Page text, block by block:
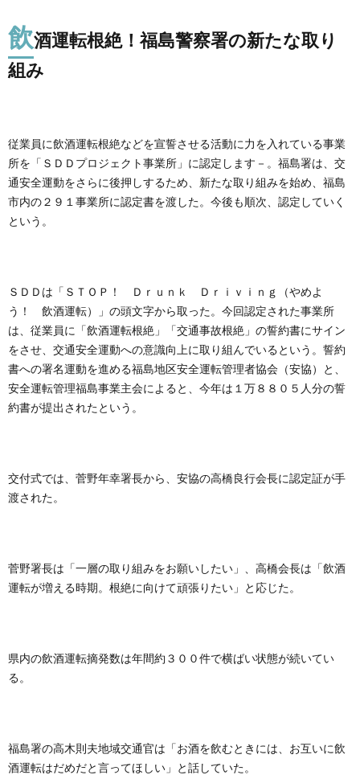
飲酒運転根絶！福島警察署の新たな取り
組み
従業員に飲酒運転根絶などを宣誓させる活動に力を入れている事業
所を「ＳＤＤプロジェクト事業所」に認定します－。福島署は、交
通安全運動をさらに後押しするため、新たな取り組みを始め、福島
市内の２９１事業所に認定書を渡した。今後も順次、認定していく
という。
ＳＤＤは「ＳＴＯＰ！ Ｄｒｕｎｋ Ｄｒｉｖｉｎｇ（やめよ
う！ 飲酒運転）」の頭文字から取った。今回認定された事業所
は、従業員に「飲酒運転根絶」「交通事故根絶」の誓約書にサイン
をさせ、交通安全運動への意識向上に取り組んでいるという。誓約
書への署名運動を進める福島地区安全運転管理者協会（安協）と、
安全運転管理福島事業主会によると、今年は１万８８０５人分の誓
約書が提出されたという。
交付式では、菅野年幸署長から、安協の高橋良行会長に認定証が手
渡された。
菅野署長は「一層の取り組みをお願いしたい」、高橋会長は「飲酒
運転が増える時期。根絶に向けて頑張りたい」と応じた。
県内の飲酒運転摘発数は年間約３００件で横ばい状態が続いてい
る。
福島署の高木則夫地域交通官は「お酒を飲むときには、お互いに飲
酒運転はだめだと言ってほしい」と話していた。